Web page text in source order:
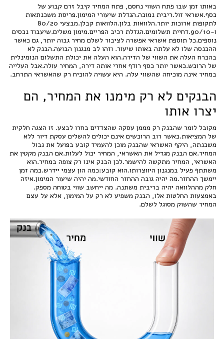
באותו זמן שבו פתח השווי נחסם, פתח המחיר קיבל זרם קבוע של
כסף.אשראי זול.ריבית נמוכה.הגדלת שיעורי המימון.פריסת משכנתאות
לתקופות ארוכות יותר.הלוואות בלון.הלוואות קבלן.מבצעי 80/20
ו-90/10.דחיית תשלומים.הגדלת רכיב הפריים.מימון משלים.שיעבוד נכסים
נוספים.כל תוספת אשראי אפשרה לציבור לשלם מחיר גבוה יותר, גם כאשר
ההכנסה שלו לא עלתה באותו שיעור. וזהו לב מנגנון הבועה.הבנק לא
בהכרח העלה את השווי של הדירה.הוא העלה את יכולת התשלום הנומינלית
של הרוכש.כאשר יותר כסף רודף אחרי אותה דירה, המחיר עולה.אבל העלייה
במחיר אינה מוכיחה שהשווי עלה. היא עשויה להוכיח רק שהאשראי התרחב.
הבנקים לא רק מימנו את המחיר, הם
יצרו אותו
מקובל לומר שהבנק רק מממן עסקה שהצדדים בחרו לבצע. זו הצגה חלקית
של המציאות.כאשר רוב הרוכשים אינם יכולים להשלים עסקת דיור ללא
משכנתה, היקף האשראי שהבנק מוכן להעמיד קובע בפועל את גבול
המחיר.אם הבנק מגדיל את האשראי, המחיר יכול לעלות.אם הבנק מקטין את
האשראי, המחיר מתקשה להישמר.לכן הבנק אינו רק צופה במחיר.הוא
משתתף פעיל במנגנון היווצרותו.הוא קובע:כמה הון עצמי יידרש.כמה זמן
יימשך ההחזר.מה יהיה גובה ההחזר החודשי.מה יהיה שיעור המימון.איזה
חלק מההלוואה יהיה בריבית משתנה. מה ייחשב שווי בטוחה מספק.
באמצעות החלטות אלו, הבנק משפיע לא רק על המימון, אלא על עצם
המחיר שהשוק מסוגל לשלם.